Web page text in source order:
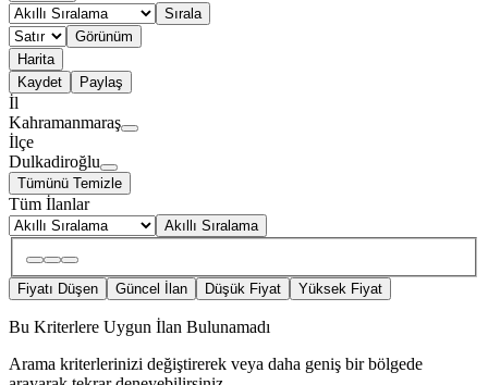
Sırala
Görünüm
Harita
Kaydet
Paylaş
İl
Kahramanmaraş
İlçe
Dulkadiroğlu
Tümünü Temizle
Tüm İlanlar
Akıllı Sıralama
Fiyatı Düşen Güncel İlan Düşük Fiyat Yüksek Fiyat
Bu Kriterlere Uygun İlan Bulunamadı
Arama kriterlerinizi değiştirerek veya daha geniş bir bölgede